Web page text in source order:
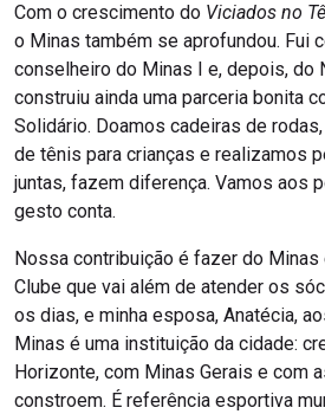
Com o crescimento do Viciados no
o Minas também se aprofundou. Fui
conselheiro do Minas I e, depois, do
construiu ainda uma parceria bonita
Solidário. Doamos cadeiras de
de tênis para crianças e realizamos
juntas, fazem diferença. Vamos aos
gesto conta.
Nossa contribuição é fazer do Minas
Clube que vai além de atender os
os dias, e minha esposa, Anatécia,
Minas é uma instituição da cidade:
Horizonte, com Minas Gerais e com
constroem. É referência esportiva